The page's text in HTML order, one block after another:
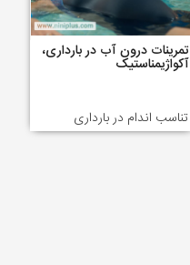
تمرینات درون آب در بارداری،
آکواژیمناستیک
تناسب اندام در بارداری